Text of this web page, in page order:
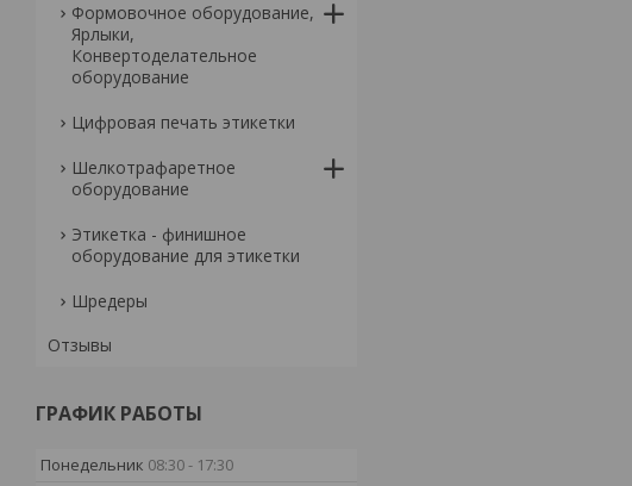
Формовочное оборудование,
Ярлыки,
Конвертоделательное
оборудование
Цифровая печать этикетки
Шелкотрафаретное
оборудование
Этикетка - финишное
оборудование для этикетки
Шредеры
Отзывы
ГРАФИК РАБОТЫ
Понедельник 08:30
17:30